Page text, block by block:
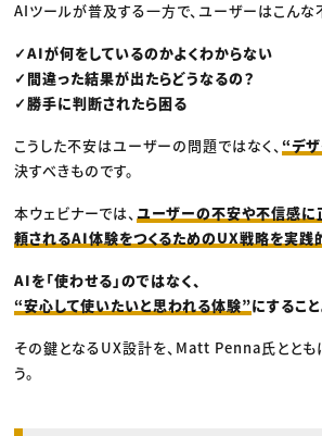
AIツールが普及する一方で、ユーザーはこんな
✓AIが何をしているのかよくわからない
✓間違った結果が出たらどうなるの？
✓勝手に判断されたら困る
こうした不安はユーザーの問題ではなく、“デ
決すべきものです。
本ウェビナーでは、ユーザーの不安や不信感に
頼されるAI体験をつくるためのUX戦略を実践
AIを「使わせる」のではなく、
“安心して使いたいと思われる体験”にすること
その鍵となるUX設計を、Matt Penna氏ととも
う。